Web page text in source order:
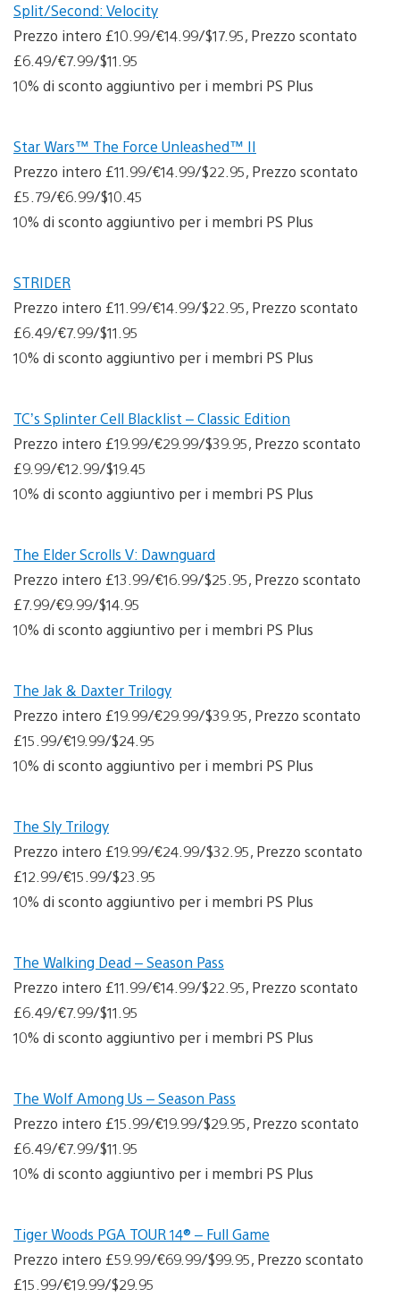
Split/Second: Velocity
Prezzo intero £10.99/€14.99/$17.95, Prezzo scontato
£6.49/€7.99/$11.95
10% di sconto aggiuntivo per i membri PS Plus
Star Wars™ The Force Unleashed™ II
Prezzo intero £11.99/€14.99/$22.95, Prezzo scontato
£5.79/€6.99/$10.45
10% di sconto aggiuntivo per i membri PS Plus
STRIDER
Prezzo intero £11.99/€14.99/$22.95, Prezzo scontato
£6.49/€7.99/$11.95
10% di sconto aggiuntivo per i membri PS Plus
TC’s Splinter Cell Blacklist – Classic Edition
Prezzo intero £19.99/€29.99/$39.95, Prezzo scontato
£9.99/€12.99/$19.45
10% di sconto aggiuntivo per i membri PS Plus
The Elder Scrolls V: Dawnguard
Prezzo intero £13.99/€16.99/$25.95, Prezzo scontato
£7.99/€9.99/$14.95
10% di sconto aggiuntivo per i membri PS Plus
The Jak & Daxter Trilogy
Prezzo intero £19.99/€29.99/$39.95, Prezzo scontato
£15.99/€19.99/$24.95
10% di sconto aggiuntivo per i membri PS Plus
The Sly Trilogy
Prezzo intero £19.99/€24.99/$32.95, Prezzo scontato
£12.99/€15.99/$23.95
10% di sconto aggiuntivo per i membri PS Plus
The Walking Dead – Season Pass
Prezzo intero £11.99/€14.99/$22.95, Prezzo scontato
£6.49/€7.99/$11.95
10% di sconto aggiuntivo per i membri PS Plus
The Wolf Among Us – Season Pass
Prezzo intero £15.99/€19.99/$29.95, Prezzo scontato
£6.49/€7.99/$11.95
10% di sconto aggiuntivo per i membri PS Plus
Tiger Woods PGA TOUR 14® – Full Game
Prezzo intero £59.99/€69.99/$99.95, Prezzo scontato
£15.99/€19.99/$29.95